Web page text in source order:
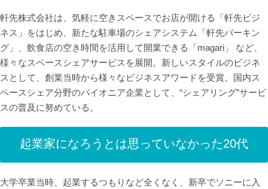
軒先株式会社は、気軽に空きスペースでお店が開ける「軒先ビジ
ネス」をはじめ、新たな駐⾞場のシェアシステム「軒先パーキン
グ」、飲⾷店の空き時間を活⽤して開業できる「magari」 など、
様々なスペースシェアサービスを展開。新しいスタイルのビジネ
スとして、創業当時から様々なビジネスアワードを受賞。国内ス
ペースシェア分野のパイオニア企業として、“シェアリング”サービ
スの普及に努めている。
起業家になろうとは思っていなかった20代
大学卒業当時、起業するつもりなど全くなく、新卒でソニーに入